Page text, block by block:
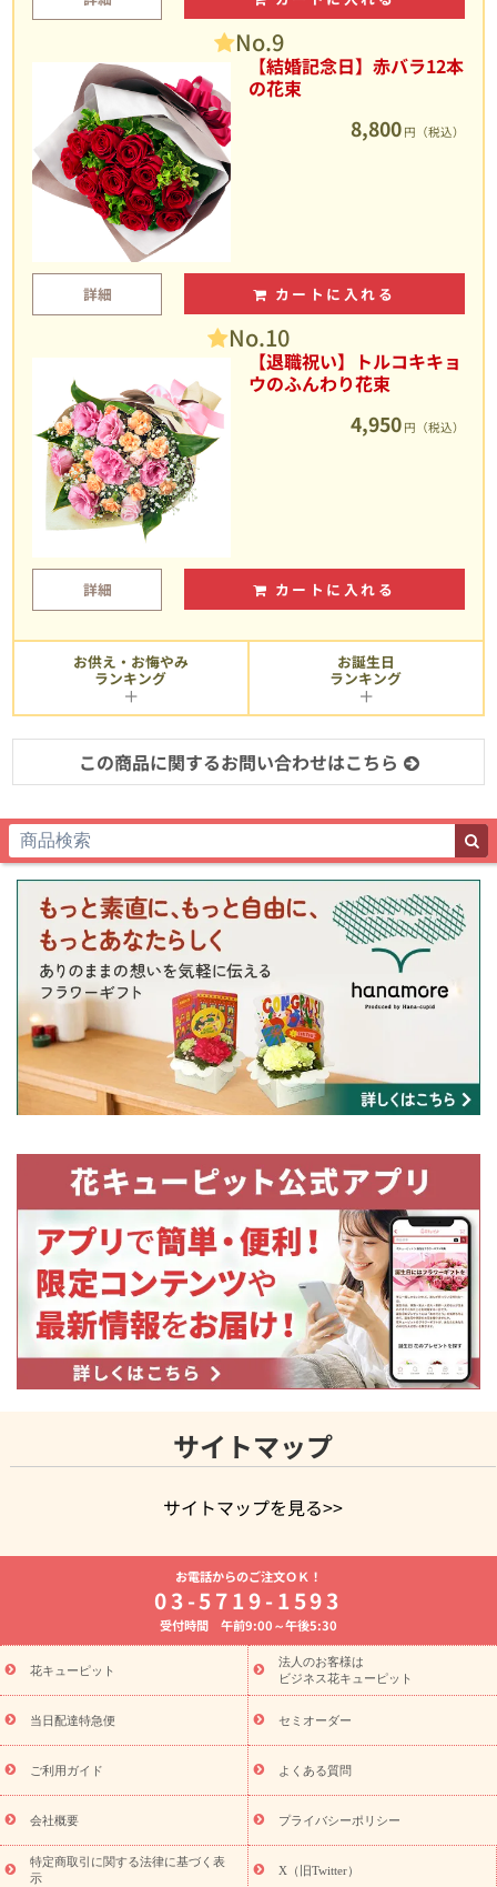
No.9
【結婚記念日】赤バラ12本
の花束
8,800 円（税込）
詳細 カートに入れる
No.10
【退職祝い】トルコキキョ
ウのふんわり花束
4,950 円（税込）
詳細 カートに入れる
お供え・お悔やみ
ランキング
お誕生日
ランキング
この商品に関するお問い合わせはこちら
サイトマップ
サイトマップを見る>>
よく贈られる花
お祝いの花特集
誕生日フラワーギフト特集
8月の誕生花(トルコキキョウ)
開店・開業祝い
お供え・お悔やみ お供え・お悔やみの花
通夜・葬儀に贈る花 胡蝶蘭・花鉢
ーブドフラワー
季節のイベント
ひまわり ギフト・プレゼント
特集
お盆 花（新盆・初盆） 季節のイベント
お盆 花（新
盆・初盆）
お盆 花（新盆・初盆）
お盆・お供え 花とセットギ
フト
お盆・お供え プリザーブドフラワー
ひまわり ギフト・プ
レゼント特集
夏の花贈り・お中元・暑中見舞い 花のギフト特集
敬老の日におくる花ギフト・プレゼント特集
花ギフト・プレゼント特集
敬老の日 花のおすすめランキング
敬
老の日 花鉢植えのギフト・プレゼント特集
敬老の日 花とセットギ
フト・プレゼント特集
敬老の日の花 全てのギフト一覧
キャン
ペーン
「きょう誕生日なんです」キャンペーン
お電話からのご注文ＯＫ！
03-5719-1593
受付時間 午前9:00～午後5:30
花キューピット
法人のお客様は
ビジネス花キューピット
当日配達特急便 セミオーダー
ご利用ガイド よくある質問
会社概要 プライバシーポリシー
特定商取引に関する法律に基づく表
示
X（旧Twitter）